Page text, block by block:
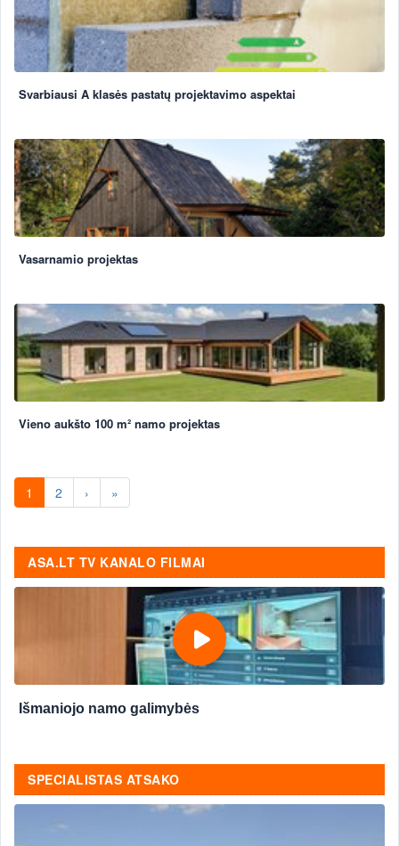
Svarbiausi A klasės pastatų projektavimo aspektai
Vasarnamio projektas
Vieno aukšto 100 m² namo projektas
1 2 › »
ASA.LT TV KANALO FILMAI
Išmaniojo namo galimybės
SPECIALISTAS ATSAKO